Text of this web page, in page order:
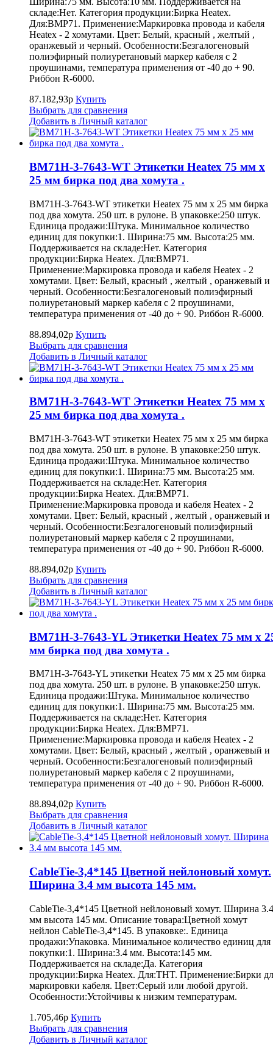
складе:Нет. Категория продукции:Бирка Heatex.
Для:BMP71. Применение:Маркировка провода и кабеля
Heatex - 2 хомутами. Цвет: Белый, красный , желтый ,
оранжевый и черный. Особенности:Безгалогеновый
полиэфирный полиуретановый маркер кабеля с 2
проушинами, температура применения от -40 до + 90.
Риббон R-6000.
87.182,93р Купить
Выбрать для сравнения
Добавить в Личный каталог
BM71H-3-7643-WT Этикетки Heatex 75 мм x
25 мм бирка под два хомута .
BM71H-3-7643-WT этикетки Heatex 75 мм x 25 мм бирка
под два хомута. 250 шт. в рулоне. В упаковке:250 штук.
Единица продажи:Штука. Минимальное количество
единиц для покупки:1. Ширина:75 мм. Высота:25 мм.
Поддерживается на складе:Нет. Категория
продукции:Бирка Heatex. Для:BMP71.
Применение:Маркировка провода и кабеля Heatex - 2
хомутами. Цвет: Белый, красный , желтый , оранжевый и
черный. Особенности:Безгалогеновый полиэфирный
полиуретановый маркер кабеля с 2 проушинами,
температура применения от -40 до + 90. Риббон R-6000.
88.894,02р Купить
Выбрать для сравнения
Добавить в Личный каталог
BM71H-3-7643-WT Этикетки Heatex 75 мм x
25 мм бирка под два хомута .
BM71H-3-7643-WT этикетки Heatex 75 мм x 25 мм бирка
под два хомута. 250 шт. в рулоне. В упаковке:250 штук.
Единица продажи:Штука. Минимальное количество
единиц для покупки:1. Ширина:75 мм. Высота:25 мм.
Поддерживается на складе:Нет. Категория
продукции:Бирка Heatex. Для:BMP71.
Применение:Маркировка провода и кабеля Heatex - 2
хомутами. Цвет: Белый, красный , желтый , оранжевый и
черный. Особенности:Безгалогеновый полиэфирный
полиуретановый маркер кабеля с 2 проушинами,
температура применения от -40 до + 90. Риббон R-6000.
88.894,02р Купить
Выбрать для сравнения
Добавить в Личный каталог
BM71H-3-7643-YL Этикетки Heatex 75 мм x
мм бирка под два хомута .
BM71H-3-7643-YL этикетки Heatex 75 мм x 25 мм бирка
под два хомута. 250 шт. в рулоне. В упаковке:250 штук.
Единица продажи:Штука. Минимальное количество
единиц для покупки:1. Ширина:75 мм. Высота:25 мм.
Поддерживается на складе:Нет. Категория
продукции:Бирка Heatex. Для:BMP71.
Применение:Маркировка провода и кабеля Heatex - 2
хомутами. Цвет: Белый, красный , желтый , оранжевый и
черный. Особенности:Безгалогеновый полиэфирный
полиуретановый маркер кабеля с 2 проушинами,
температура применения от -40 до + 90. Риббон R-6000.
88.894,02р Купить
Выбрать для сравнения
Добавить в Личный каталог
CableTie-3,4*145 Цветной нейлоновый хомут.
Ширина 3.4 мм высота 145 мм.
CableTie-3,4*145 Цветной нейлоновый хомут. Ширина 3.4
мм высота 145 мм. Описание товара:Цветной хомут
нейлон CableTie-3,4*145. В упаковке:. Единица
продажи:Упаковка. Минимальное количество единиц для
покупки:1. Ширина:3.4 мм. Высота:145 мм.
Поддерживается на складе:Да. Категория
продукции:Бирка Heatex. Для:THT. Применение:Бирки
маркировки кабеля. Цвет:Серый или любой другой.
Особенности:Устойчивы к низким температурам.
1.705,46р Купить
Выбрать для сравнения
Добавить в Личный каталог